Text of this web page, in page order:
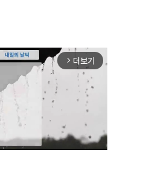
arrow_forward_ios 더보기